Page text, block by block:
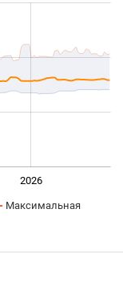
2026
Максимальная